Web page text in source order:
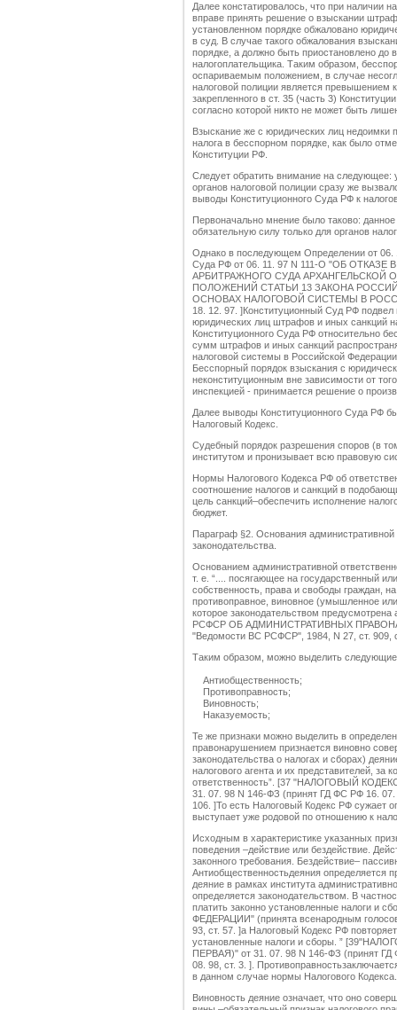
Далее констатировалось, что при наличии
вправе принять решение о взыскании
установленном порядке обжаловано
в суд. В случае такого обжалования
порядке, а должно быть приостановлено
налогоплательщика. Таким образом,
оспариваемым положением, в случае
налоговой полиции является превышением
закрепленного в ст. 35 (часть 3)
согласно которой никто не может быть
Взыскание же с юридических лиц недоимки
налога в бесспорном порядке, как было
Конституции РФ.
Следует обратить внимание на следующее:
органов налоговой полиции сразу же
выводы Конституционного Суда РФ к
Первоначально мнение было таково:
обязательную силу только для органов
Однако в последующем Определении от
Суда РФ от 06. 11. 97 N 111-О "ОБ
АРБИТРАЖНОГО СУДА АРХАНГЕЛЬСКОЙ
ПОЛОЖЕНИЙ СТАТЬИ 13 ЗАКОНА
ОСНОВАХ НАЛОГОВОЙ СИСТЕМЫ В
18. 12. 97. ]Конституционный Суд РФ подвел
юридических лиц штрафов и иных санкций
Конституционного Суда РФ относительно
сумм штрафов и иных санкций
налоговой системы в Российской
Бесспорный порядок взыскания с
неконституционным вне зависимости от
инспекцией - принимается решение о
Далее выводы Конституционного Суда РФ
Налоговый Кодекс.
Судебный порядок разрешения споров (в
институтом и пронизывает всю правовую
Нормы Налогового Кодекса РФ об
соотношение налогов и санкций в
цель санкций–обеспечить исполнение
бюджет.
Параграф §2. Основания административной
законодательства.
Основанием административной
т. е. “.... посягающее на государственный
собственность, права и свободы граждан,
противоправное, виновное (умышленное
которое законодательством
РСФСР ОБ АДМИНИСТРАТИВНЫХ
"Ведомости ВС РСФСР", 1984, N 27, ст. 909,
Таким образом, можно выделить следующие
Антиобщественность;
Противоправность;
Виновность;
Наказуемость;
Те же признаки можно выделить в
правонарушением признается виновно
законодательства о налогах и сборах)
налогового агента и их представителей, за
ответственность”. [37 "НАЛОГОВЫЙ
31. 07. 98 N 146-ФЗ (принят ГД ФС РФ 16. 07.
106. ]То есть Налоговый Кодекс РФ сужает
выступает уже родовой по отношению к
Исходным в характеристике указанных
поведения –действие или бездействие.
законного требования. Бездействие–
Антиобщественностьдеяния определяется
деяние в рамках института
определяется законодательством. В
платить законно установленные налоги
ФЕДЕРАЦИИ" (принята всенародным
93, ст. 57. ]а Налоговый Кодекс РФ
установленные налоги и сборы. ”
ПЕРВАЯ)" от 31. 07. 98 N 146-ФЗ (принят ГД
08. 98, ст. 3. ].
в данном случае нормы Налогового Кодекса.
Виновность деяние означает, что оно